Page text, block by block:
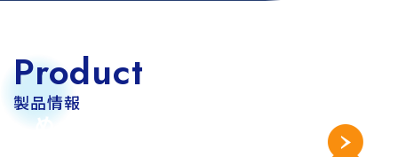
Product
製品情報
めっき 、表面処理装置、